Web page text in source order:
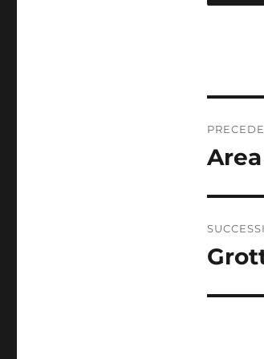
Articolo
Articolo